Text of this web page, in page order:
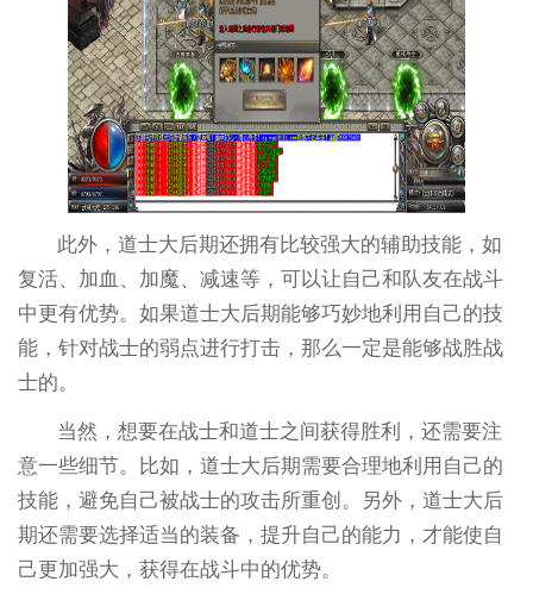
此外，道士大后期还拥有比较强大的辅助技能，如
复活、加血、加魔、减速等，可以让自己和队友在战斗
中更有优势。如果道士大后期能够巧妙地利用自己的技
能，针对战士的弱点进行打击，那么一定是能够战胜战
士的。
当然，想要在战士和道士之间获得胜利，还需要注
意一些细节。比如，道士大后期需要合理地利用自己的
技能，避免自己被战士的攻击所重创。另外，道士大后
期还需要选择适当的装备，提升自己的能力，才能使自
己更加强大，获得在战斗中的优势。